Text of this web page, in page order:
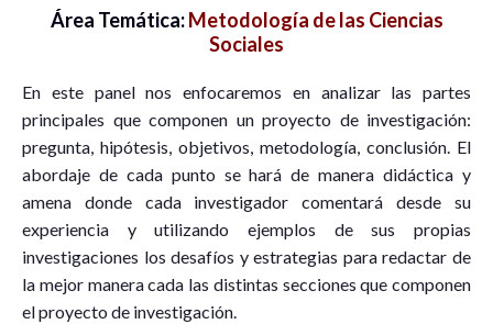
Área Temática:Metodología de las Ciencias
Sociales
En este panel nos enfocaremos en analizar las partes
principales que componen un proyecto de investigación:
pregunta, hipótesis, objetivos, metodología, conclusión. El
abordaje de cada punto se hará de manera didáctica y
amena donde cada investigador comentará desde su
experiencia y utilizando ejemplos de sus propias
investigaciones los desafíos y estrategias para redactar de
la mejor manera cada las distintas secciones que componen
el proyecto de investigación.